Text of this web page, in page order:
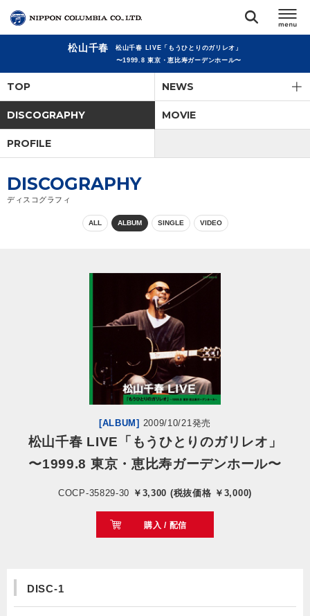
ジャンル
閉じる
松山千春
松山千春 LIVE「もうひとりのガリレオ」
〜1999.8 東京・恵比寿ガーデンホール〜
TOP NEWS
DISCOGRAPHY MOVIE
PROFILE
DISCOGRAPHY
ディスコグラフィ
ALL ALBUM SINGLE VIDEO
[ALBUM] 2009/10/21発売
松山千春 LIVE「もうひとりのガリレオ」
〜1999.8 東京・恵比寿ガーデンホール〜
COCP-35829-30 ￥3,300 (税抜価格 ￥3,000)
購入 / 配信
DISC-1